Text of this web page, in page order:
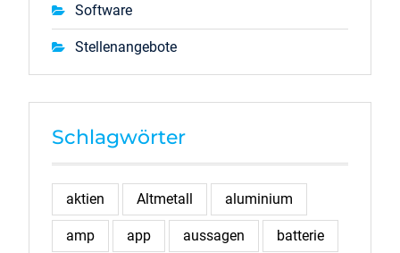
Software
Stellenangebote
Schlagwörter
aktien Altmetall aluminium
amp app aussagen batterie